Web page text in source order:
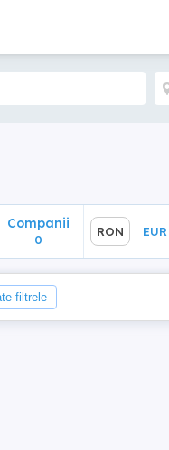
Companii
0
RON EUR
filtrele